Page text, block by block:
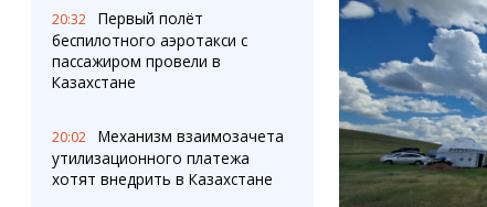
Лента блогера
Штрихи
Фотокомиксы
Коллаж недели
Web-камеры
Карта Караганды
Организации
Мой участковый
Перекрытие дорог
Медиа
Сервисы
20:32
Первый полёт
беспилотного аэротакси с
пассажиром провели в
Казахстане
20:02
Механизм взаимозачета
утилизационного платежа
хотят внедрить в Казахстане